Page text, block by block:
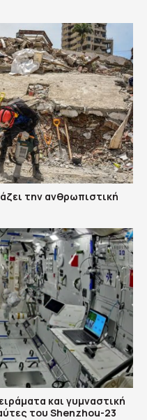
την ανθρωπιστική
και γυμναστική
του Shenzhou-23